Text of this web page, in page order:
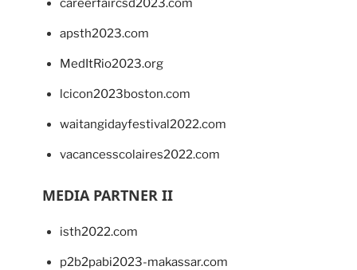
careerfaircsd2023.com
apsth2023.com
MedItRio2023.org
lcicon2023boston.com
waitangidayfestival2022.com
vacancesscolaires2022.com
MEDIA PARTNER II
isth2022.com
p2b2pabi2023-makassar.com